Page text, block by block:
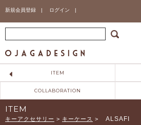
新規会員登録 | ログイン |
ITEM
COLLABORATION
ITEM
キーアクセサリー > キーケース > ALSAFI